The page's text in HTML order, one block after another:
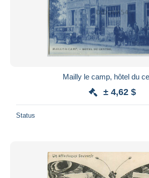
Mailly le camp, hôtel du
± 4,62 $
Status